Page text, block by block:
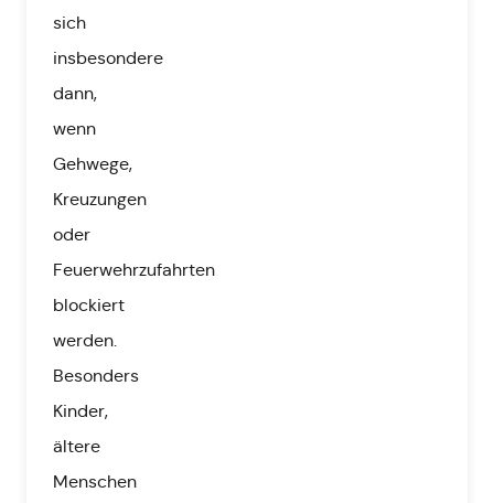
sich
insbesondere
dann,
wenn
Gehwege,
Kreuzungen
oder
Feuerwehrzufahrten
blockiert
werden.
Besonders
Kinder,
ältere
Menschen